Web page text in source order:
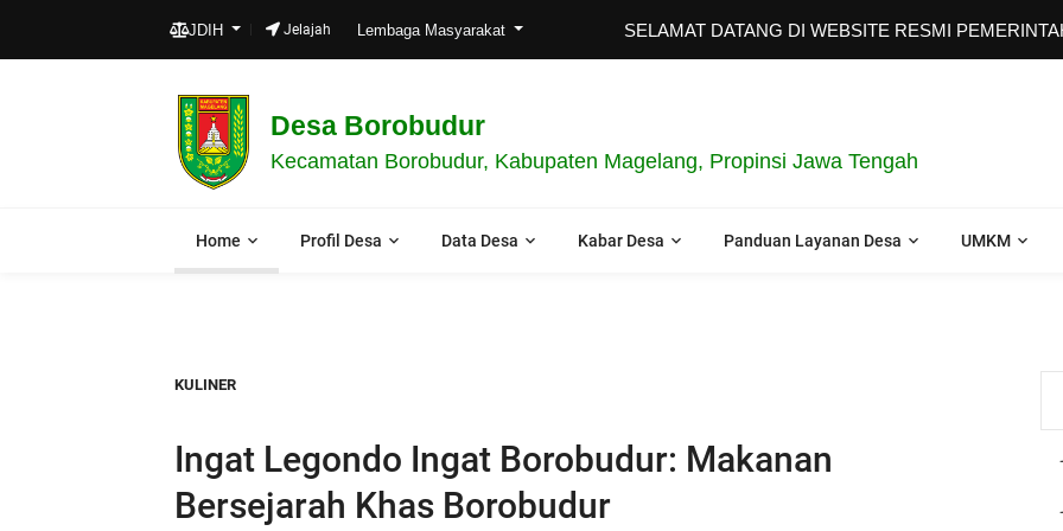
JDIH Jelajah Lembaga Masyarakat SELAMAT DATANG DI WEBSITE RESMI PEMERINTAH
Desa Borobudur
Kecamatan Borobudur, Kabupaten Magelang, Propinsi Jawa Tengah
Home Profil Desa Data Desa Kabar Desa Panduan Layanan Desa UMKM
KULINER
Ingat Legondo Ingat Borobudur: Makanan
Bersejarah Khas Borobudur